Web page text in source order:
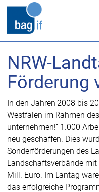
NRW-
Förderung
In den Jahren 2008 bis
Westfalen im Rahmen
unternehmen!” 1.000
neu geschaffen. Dies
Sonderförderungen des
Landschaftsverbände
Mill. Euro. Im Lantag
das erfolgreiche